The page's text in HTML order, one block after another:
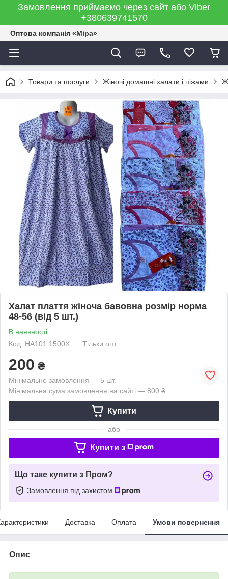
Замовлення приймаємо через сайт або Viber
+380639741570
Оптова компанія «Міра»
Товари та послуги Жіночі домашні халати і піжами
Халат плаття жіноча бавовна розмір норма
48-56 (від 5 шт.)
В наявності
Код: HA101 1500X
Тільки опт
200 ₴
Мінімальне замовлення — 5 шт.
Мінімальна сума замовлення на сайті — 800 ₴
Купити
або
Купити з
Що таке купити з Пром?
Замовлення під захистом
Доставка Оплата Умови повернення
Опис